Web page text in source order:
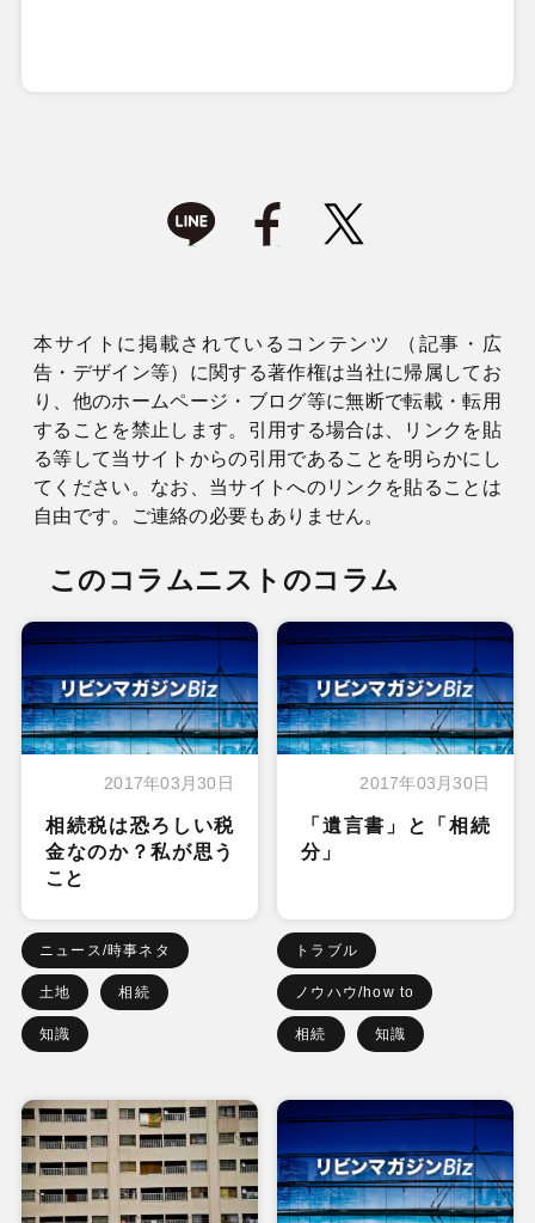
本サイトに掲載されているコンテンツ （記事・広
告・デザイン等）に関する著作権は当社に帰属してお
り、他のホームページ・ブログ等に無断で転載・転用
することを禁止します。引用する場合は、リンクを貼
る等して当サイトからの引用であることを明らかにし
てください。なお、当サイトへのリンクを貼ることは
自由です。ご連絡の必要もありません。
このコラムニストのコラム
2017年03月30日
相続税は恐ろしい税
金なのか？私が思う
こと
ニュース/時事ネタ
土地 相続
知識
2017年03月30日
「遺言書」と「相続
分」
トラブル
ノウハウ/how to
相続 知識